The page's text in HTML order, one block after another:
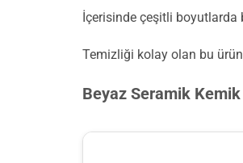
İçerisinde çeşitli boyutlarda
Temizliği kolay olan bu
Beyaz Seramik